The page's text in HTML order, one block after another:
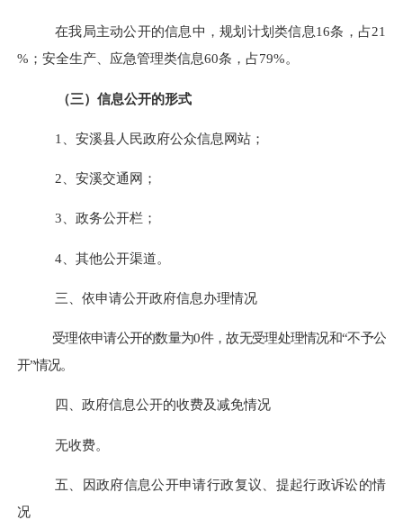
在我局主动公开的信息中，规划计划类信息16条，占21
% ； 安全生产、应急管理类信息60条，占79%。
（三）信息公开的形式
1 、安溪县人民政府公众信息网站；
2 安溪交通网；
3 、政务公开栏；
4 、其他公开渠道。
三、依申请公开政府信息办理情况
受理依申请公开的数量为0件，故无受理处理情况和“不予公
开”情况。
四、 政府信息公开的收费及减免情况
无收费。
五、 因政府信息公开申请行政复议、提起行政诉讼的情
况